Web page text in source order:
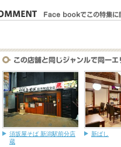
須坂屋そば 新潟駅前分店
蔵
新ばし